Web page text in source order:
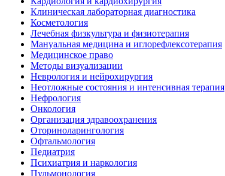
Клиническая лабораторная диагностика
Косметология
Лечебная физкультура и физиотерапия
Мануальная медицина и иглорефлексотерапия
Медицинское право
Методы визуализации
Неврология и нейрохирургия
Неотложные состояния и интенсивная терапия
Нефрология
Онкология
Организация здравоохранения
Оториноларингология
Офтальмология
Педиатрия
Психиатрия и наркология
Пульмонология